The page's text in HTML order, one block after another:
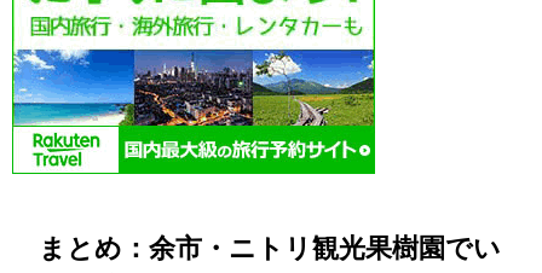
まとめ：余市・ニトリ観光果樹園でい